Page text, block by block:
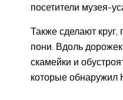
посетители музея-
Также сделают круг,
пони. Вдоль
скамейки и
которые обнаружил